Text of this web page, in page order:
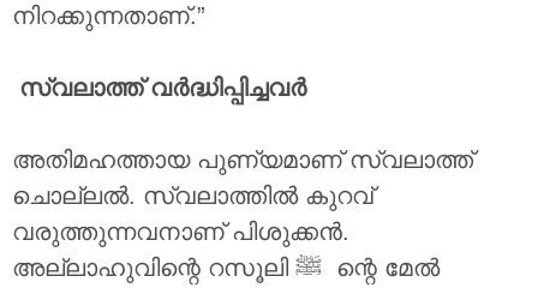
നിറക്കുന്നതാണ്.”
സ്വലാത്ത് വർദ്ധിപ്പിച്ചവർ
അതിമഹത്തായ പുണ്യമാണ് സ്വലാത്ത്
ചൊല്ലൽ. സ്വലാത്തിൽ കുറവ്
വരുത്തുന്നവനാണ് പിശുക്കൻ.
അല്ലാഹുവിന്റെ റസൂലി ‎ﷺ ന്റെ മേൽ